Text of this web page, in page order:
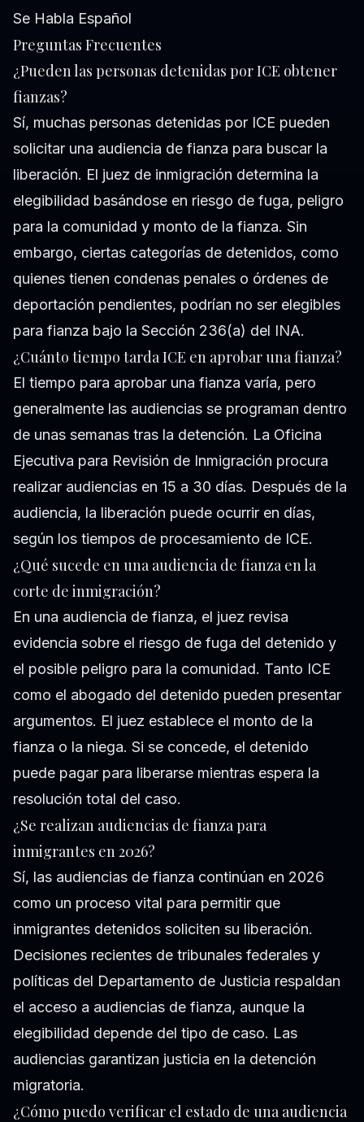
Se Habla Español
Preguntas Frecuentes
¿Pueden las personas detenidas por ICE obtener
fianzas?
Sí, muchas personas detenidas por ICE pueden
solicitar una audiencia de fianza para buscar la
liberación. El juez de inmigración determina la
elegibilidad basándose en riesgo de fuga, peligro
para la comunidad y monto de la fianza. Sin
embargo, ciertas categorías de detenidos, como
quienes tienen condenas penales o órdenes de
deportación pendientes, podrían no ser elegibles
para fianza bajo la Sección 236(a) del INA.
¿Cuánto tiempo tarda ICE en aprobar una fianza?
El tiempo para aprobar una fianza varía, pero
generalmente las audiencias se programan dentro
de unas semanas tras la detención. La Oficina
Ejecutiva para Revisión de Inmigración procura
realizar audiencias en 15 a 30 días. Después de la
audiencia, la liberación puede ocurrir en días,
según los tiempos de procesamiento de ICE.
¿Qué sucede en una audiencia de fianza en la
corte de inmigración?
En una audiencia de fianza, el juez revisa
evidencia sobre el riesgo de fuga del detenido y
el posible peligro para la comunidad. Tanto ICE
como el abogado del detenido pueden presentar
argumentos. El juez establece el monto de la
fianza o la niega. Si se concede, el detenido
puede pagar para liberarse mientras espera la
resolución total del caso.
¿Se realizan audiencias de fianza para
inmigrantes en 2026?
Sí, las audiencias de fianza continúan en 2026
como un proceso vital para permitir que
inmigrantes detenidos soliciten su liberación.
Decisiones recientes de tribunales federales y
políticas del Departamento de Justicia respaldan
el acceso a audiencias de fianza, aunque la
elegibilidad depende del tipo de caso. Las
audiencias garantizan justicia en la detención
migratoria.
¿Cómo puedo verificar el estado de una audiencia